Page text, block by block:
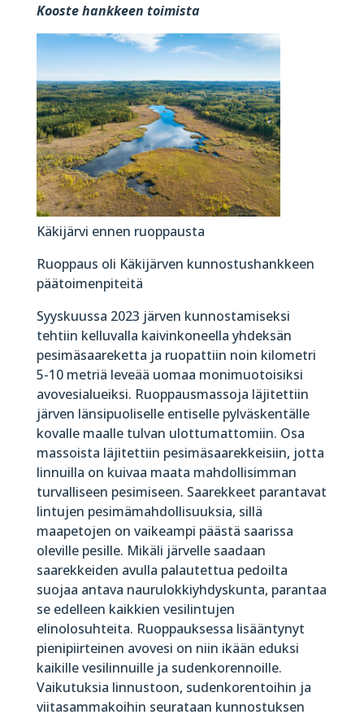
Kooste hankkeen toimista
Käkijärvi ennen ruoppausta
Ruoppaus oli Käkijärven kunnostushankkeen
päätoimenpiteitä
Syyskuussa 2023 järven kunnostamiseksi
tehtiin kelluvalla kaivinkoneella yhdeksän
pesimäsaareketta ja ruopattiin noin kilometri
5-10 metriä leveää uomaa monimuotoisiksi
avovesialueiksi. Ruoppausmassoja läjitettiin
järven länsipuoliselle entiselle pylväskentälle
kovalle maalle tulvan ulottumattomiin. Osa
massoista läjitettiin pesimäsaarekkeisiin, jotta
linnuilla on kuivaa maata mahdollisimman
turvalliseen pesimiseen. Saarekkeet parantavat
lintujen pesimämahdollisuuksia, sillä
maapetojen on vaikeampi päästä saarissa
oleville pesille. Mikäli järvelle saadaan
saarekkeiden avulla palautettua pedoilta
suojaa antava naurulokkiyhdyskunta, parantaa
se edelleen kaikkien vesilintujen
elinolosuhteita. Ruoppauksessa lisääntynyt
pienipiirteinen avovesi on niin ikään eduksi
kaikille vesilinnuille ja sudenkorennoille.
Vaikutuksia linnustoon, sudenkorentoihin ja
viitasammakoihin seurataan kunnostuksen